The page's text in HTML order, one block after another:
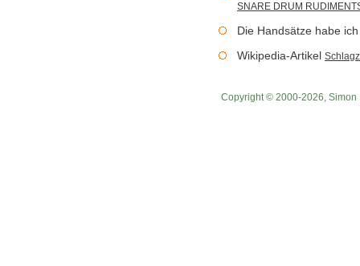
SNARE DRUM
Die Handsätze habe
Wikipedia-Artikel
Copyright © 2000-2026, Simon